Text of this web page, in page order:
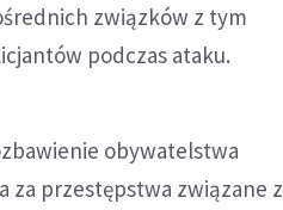
związków z tym
podczas ataku.
obywatelstwa
za przestępstwa związane z